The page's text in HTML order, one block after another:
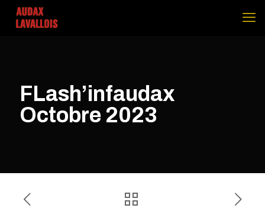
FLash’infaudax
Octobre 2023